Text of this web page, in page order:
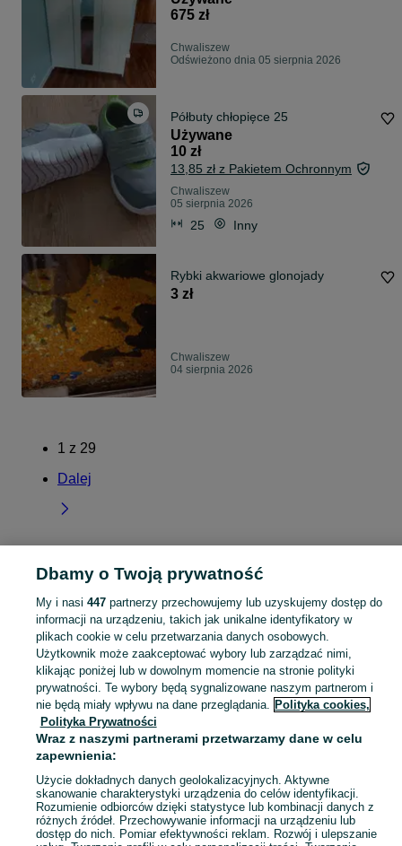
675 zł
Chwaliszew
Odświeżono dnia 05 sierpnia 2026
Półbuty chłopięce 25
Używane
10 zł
13,85 zł z Pakietem Ochronnym
Chwaliszew
05 sierpnia 2026
25 Inny
Rybki akwariowe glonojady
3 zł
Chwaliszew
04 sierpnia 2026
1 z 29
Dalej
Strona główna Wielkopolskie Chwaliszew
KATEGORIA
Zobacz
Mapa kategorii
Mapa miejscowości
Mapa ministron
Popularne wyszukiwania
Dbamy o Twoją prywatność
My i nasi 447partnerzy przechowujemy lub uzyskujemy dostęp do
informacji na urządzeniu, takich jak unikalne identyfikatory w
plikach cookie w celu przetwarzania danych osobowych.
Użytkownik może zaakceptować wybory lub zarządzać nimi,
klikając poniżej lub w dowolnym momencie na stronie polityki
prywatności. Te wybory będą sygnalizowane naszym partnerom i
nie będą miały wpływu na dane przeglądania. Polityka cookies,
Polityka Prywatności
Wraz z naszymi partnerami przetwarzamy dane w celu
zapewnienia:
Użycie dokładnych danych geolokalizacyjnych. Aktywne
skanowanie charakterystyki urządzenia do celów identyfikacji.
Rozumienie odbiorców dzięki statystyce lub kombinacji danych z
różnych źródeł. Przechowywanie informacji na urządzeniu lub
dostęp do nich. Pomiar efektywności reklam. Rozwój i ulepszanie